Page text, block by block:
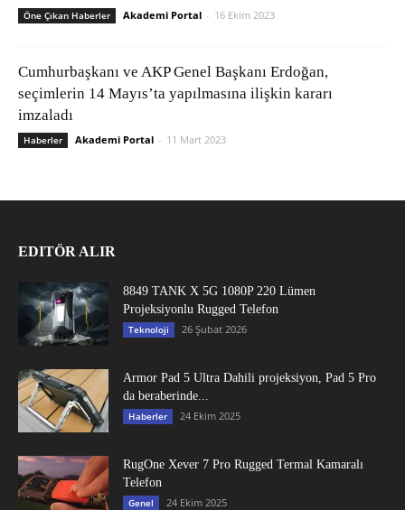
Öne Çıkan Haberler Akademi Portal - 16 Ekim 2023
Cumhurbaşkanı ve AKP Genel Başkanı Erdoğan,
seçimlerin 14 Mayıs’ta yapılmasına ilişkin kararı
imzaladı
Haberler Akademi Portal - 11 Mart 2023
EDITÖR ALIR
8849 TANK X 5G 1080P 220 Lümen
Projeksiyonlu Rugged Telefon
Teknoloji 26 Şubat 2026
Armor Pad 5 Ultra Dahili projeksiyon, Pad 5 Pro
da beraberinde...
Haberler 24 Ekim 2025
RugOne Xever 7 Pro Rugged Termal Kamaralı
Telefon
Genel 24 Ekim 2025